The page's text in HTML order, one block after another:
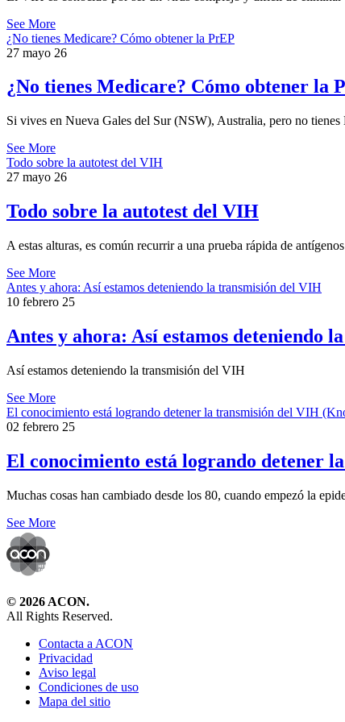
See More
¿No tienes Medicare? Cómo obtener la PrEP
27 mayo 26
¿No tienes Medicare? Cómo obtener la
Si vives en Nueva Gales del Sur (NSW), Australia, pero no
See More
Todo sobre la autotest del VIH
27 mayo 26
Todo sobre la autotest del VIH
A estas alturas, es común recurrir a una prueba rápida de
See More
Antes y ahora: Así estamos deteniendo la transmisión del VIH
10 febrero 25
Antes y ahora: Así estamos deteniendo
Así estamos deteniendo la transmisión del VIH
See More
El conocimiento está logrando detener la transmisión del VIH
02 febrero 25
El conocimiento está logrando detener
Muchas cosas han cambiado desde los 80, cuando empezó la
See More
© 2026 ACON.
All Rights Reserved.
Contacta a ACON
Privacidad
Aviso legal
Condiciones de uso
Mapa del sitio